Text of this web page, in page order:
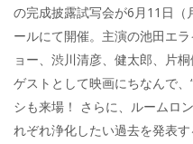
の完成披露試写会が6月11日（
ールにて開催。主演の池田エ
ョー、渋川清彦、健太郎、片
ゲストとして映画にちなんで
シも来場！ さらに、ルームロ
れぞれ浄化したい過去を発表